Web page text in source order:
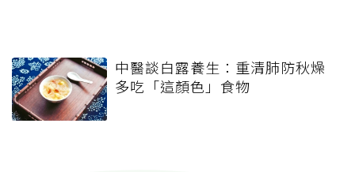
中醫談白露養生：重清肺防秋燥
多吃「這顏色」食物